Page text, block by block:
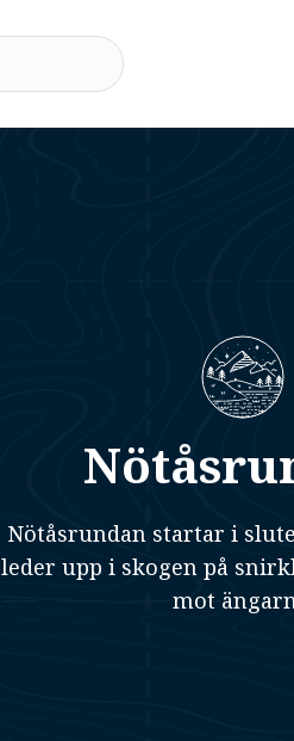
Nötåsrundan startar i
leder upp i skogen på
mot